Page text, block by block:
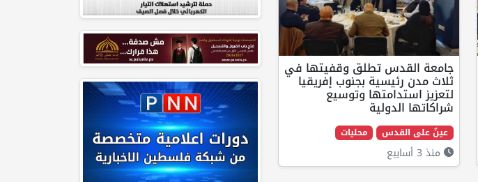
جامعة القدس تطلق وقفيتها في
ثلاث مدن رئيسية بجنوب إفريقيا
لتعزيز استدامتها وتوسيع
شراكاتها الدولية
عينٌ على القدس محليات
منذ 3 أسابيع